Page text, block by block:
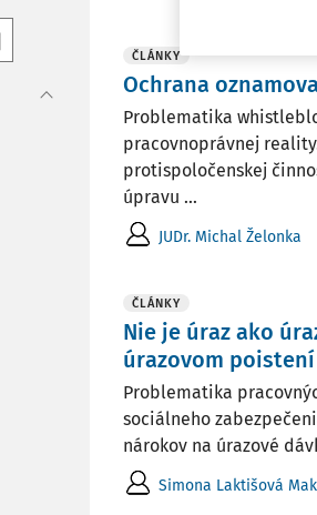
ČLÁNKY
Ochrana
Problematika
pracovnoprávnej
protispoločenskej
úpravu ...
JUDr. Michal Želonka
ČLÁNKY
Nie je úraz ako
úrazovom poistení
Problematika
sociálneho
nárokov na úrazové
Simona Laktišová